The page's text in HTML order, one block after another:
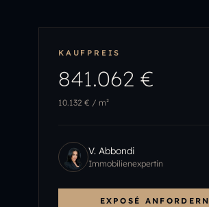
KAUFPREIS
841.062 €
10.132 € / m²
V. Abbondi
Immobilienexpertin
EXPOSÉ ANFORDERN